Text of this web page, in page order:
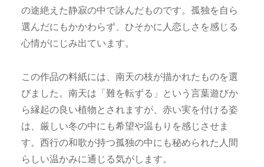
の途絶えた静寂の中で詠んだものです。孤独を自ら
選んだにもかかわらず、ひそかに人恋しさを感じる
心情がにじみ出ています。
この作品の料紙には、南天の枝が描かれたものを選
びました。南天は「難を転ずる」という言葉遊びか
ら縁起の良い植物とされますが、赤い実を付ける姿
は、厳しい冬の中にも希望や温もりを感じさせま
す。西行の和歌が持つ孤独の中にも秘められた人間
らしい温かみに通じる気がします。